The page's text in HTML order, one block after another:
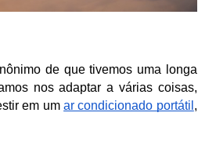
de que tivemos uma longa
nos adaptar a várias coisas,
em um ar condicionado portátil ,